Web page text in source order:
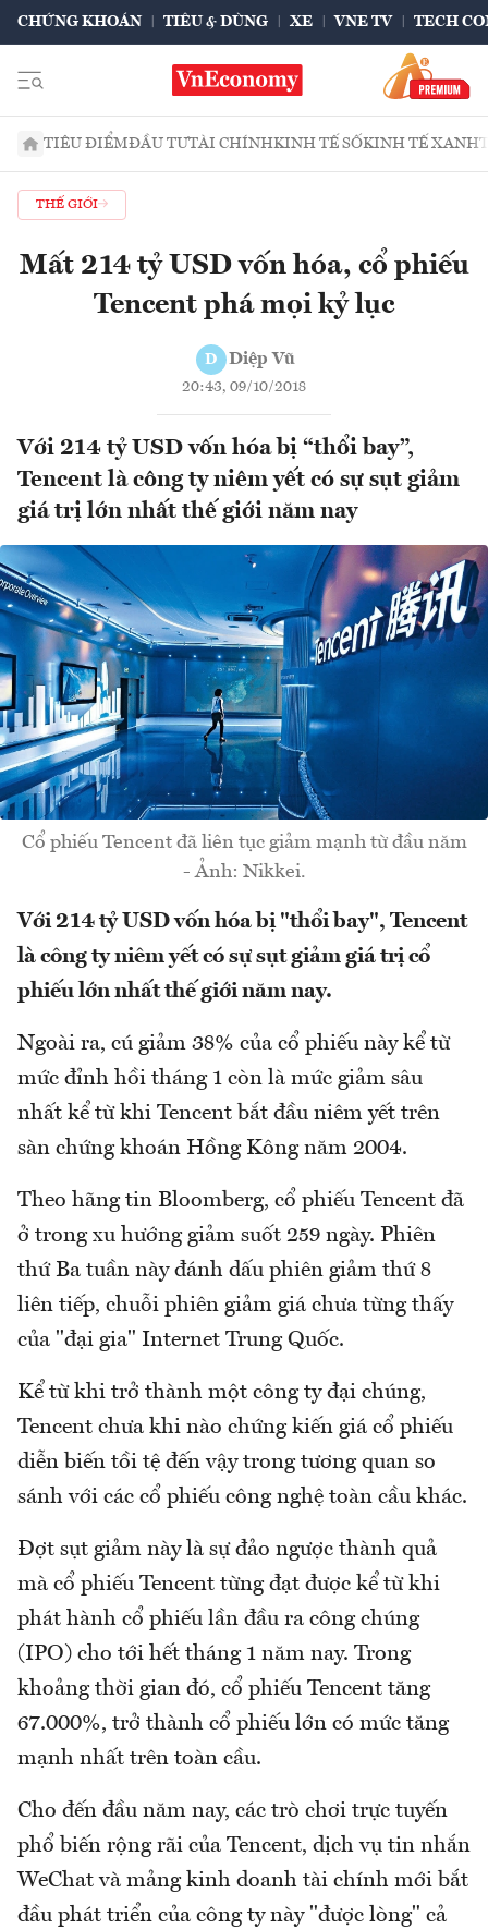
CHỨNG KHOÁN TIÊU & DÙNG XE VNE TV TECH
TIÊU ĐIỂMĐẦU TƯTÀI CHÍNHKINH TẾ SỐKINH TẾ XANH
THẾ GIỚI
Mất 214 tỷ USD vốn hóa, cổ phiếu
Tencent phá mọi kỷ lục
D Diệp Vũ
20:43, 09/10/2018
Với 214 tỷ USD vốn hóa bị “thổi bay”,
Tencent là công ty niêm yết có sự sụt giảm
giá trị lớn nhất thế giới năm nay
Cổ phiếu Tencent đã liên tục giảm mạnh từ đầu năm
- Ảnh: Nikkei.
Với 214 tỷ USD vốn hóa bị "thổi bay", Tencent
là công ty niêm yết có sự sụt giảm giá trị cổ
phiếu lớn nhất thế giới năm nay.
Ngoài ra, cú giảm 38% của cổ phiếu này kể từ
mức đỉnh hồi tháng 1 còn là mức giảm sâu
nhất kể từ khi Tencent bắt đầu niêm yết trên
sàn chứng khoán Hồng Kông năm 2004.
Theo hãng tin Bloomberg, cổ phiếu Tencent đã
ở trong xu hướng giảm suốt 259 ngày. Phiên
thứ Ba tuần này đánh dấu phiên giảm thứ 8
liên tiếp, chuỗi phiên giảm giá chưa từng thấy
của "đại gia" Internet Trung Quốc.
Kể từ khi trở thành một công ty đại chúng,
Tencent chưa khi nào chứng kiến giá cổ phiếu
diễn biến tồi tệ đến vậy trong tương quan so
sánh với các cổ phiếu công nghệ toàn cầu khác.
Đợt sụt giảm này là sự đảo ngược thành quả
mà cổ phiếu Tencent từng đạt được kể từ khi
phát hành cổ phiếu lần đầu ra công chúng
(IPO) cho tới hết tháng 1 năm nay. Trong
khoảng thời gian đó, cổ phiếu Tencent tăng
67.000%, trở thành cổ phiếu lớn có mức tăng
mạnh nhất trên toàn cầu.
Cho đến đầu năm nay, các trò chơi trực tuyến
phổ biến rộng rãi của Tencent, dịch vụ tin nhắn
WeChat và mảng kinh doanh tài chính mới bắt
đầu phát triển của công ty này "được lòng" cả